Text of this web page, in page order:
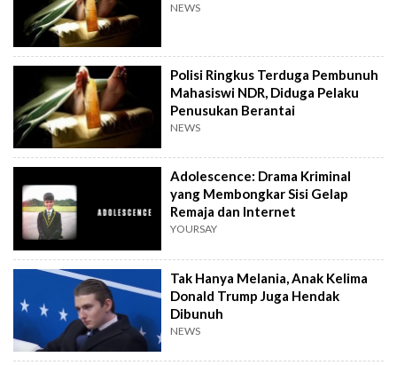
NEWS
Polisi Ringkus Terduga Pembunuh
Mahasiswi NDR, Diduga Pelaku
Penusukan Berantai
NEWS
Adolescence: Drama Kriminal
yang Membongkar Sisi Gelap
Remaja dan Internet
YOURSAY
Tak Hanya Melania, Anak Kelima
Donald Trump Juga Hendak
Dibunuh
NEWS